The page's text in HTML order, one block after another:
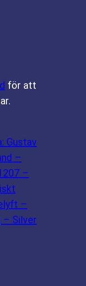
för att
Gustav
–
–
–
– Silver